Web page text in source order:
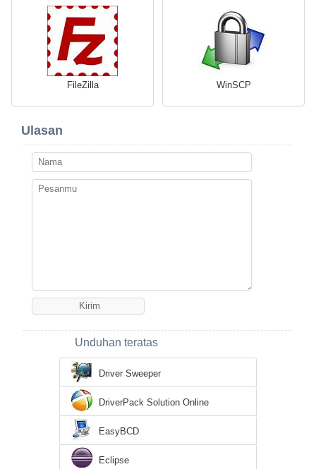
FileZilla WinSCP
Ulasan
Unduhan teratas
Driver Sweeper
DriverPack Solution Online
EasyBCD
Eclipse